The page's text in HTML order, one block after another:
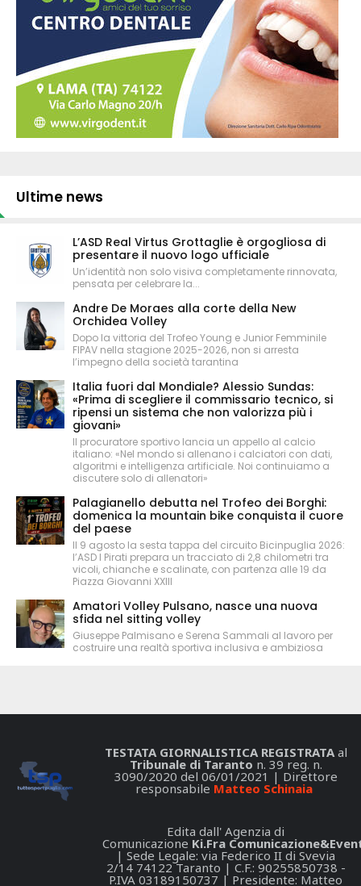
Ultime news
L’ASD Real Virtus Grottaglie è orgogliosa di
presentare il nuovo logo ufficiale
Un’identità non solo visiva completamente rinnovata,
pensata per celebrare la...
Andre De Moraes alla corte della New
Orchidea Volley
Dopo la vittoria del Trofeo Young e Junior Femminile
FIPAV nella stagione 2025-2026, non si arresta
l’impegno della società tarantina
Italia fuori dal Mondiale? Alessio Sundas:
«Prima di scegliere il commissario tecnico, si
ripensi un sistema che non valorizza più i
giovani»
Il procuratore sportivo lancia un appello al calcio
italiano: «Nel mondo si allenano i calciatori con dati,
algoritmi e intelligenza artificiale. Noi continuiamo a
discutere solo di allenatori»
Palagianello debutta nel Trofeo dei Borghi:
domenica la mountain bike conquista il cuore
del paese
Il 9 agosto la sesta tappa del circuito Bicinpuglia 2026:
l’ASD I Pirati prepara un tracciato di 2,8 chilometri tra
vicoli, chianche e scalinate, con partenza alle 19 da
Piazza Giovanni XXIII
Amatori Volley Pulsano, nasce una nuova
sfida nel sitting volley
Giuseppe Palmisano e Serena Sammali al lavoro per
costruire una realtà sportiva inclusiva e ambiziosa
TESTATA GIORNALISTICA REGISTRATAal
Tribunale di Taranto n. 39 reg. n.
3090/2020 del 06/01/2021 | Direttore
responsabile Matteo Schinaia
Edita dall' Agenzia di
Comunicazione Ki.Fra
| Sede Legale: via Federico II di Svevia
2/14 74122 Taranto | C.F.: 90255850738 -
P.IVA 03189150737 | Presidente: Matteo